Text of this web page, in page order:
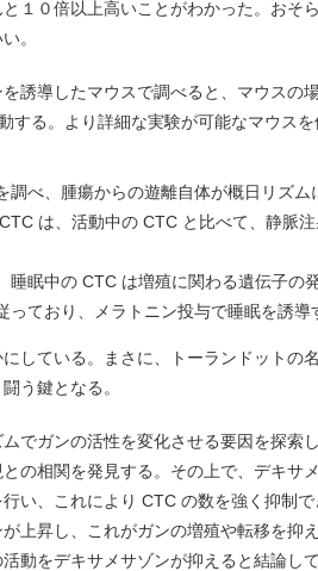
１０倍以上高いことがわかった。おそ
。
誘導したマウスで調べると、マウスの
する。より詳細な実験が可能なマウス
調べ、腫瘍からの遊離自体が概日リズム
は、活動中の CTC と比べて、静脈
睡眠中の CTC は増殖に関わる遺伝子の
っており、メラトニン投与で睡眠を誘
している。まさに、トーランドットの
う鍵となる。
でガンの活性を変化させる要因を探索
の相関を発見する。その上で、デキサ
い、これにより CTC の数を強く抑制
上昇し、これがガンの増殖や転移を抑
動をデキサメサゾンが抑えると結論し